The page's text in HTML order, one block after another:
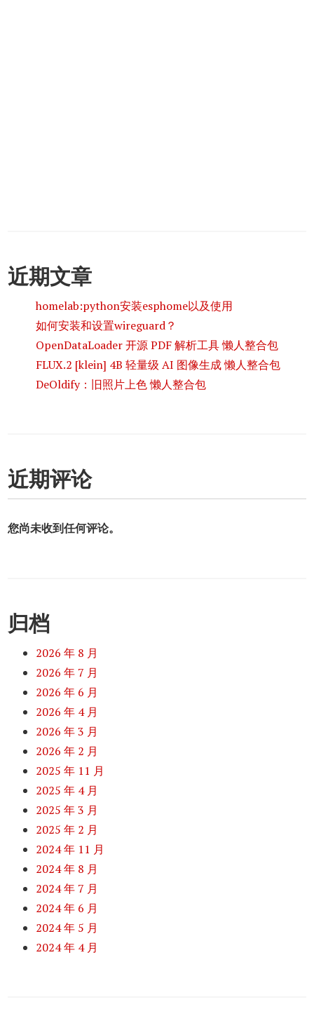
近期文章
homelab:python安装esphome以及使用
如何安装和设置wireguard？
OpenDataLoader 开源 PDF 解析工具 懒人整合包
FLUX.2 [klein] 4B 轻量级 AI 图像生成 懒人整合包
DeOldify：旧照片上色 懒人整合包
近期评论
您尚未收到任何评论。
归档
2026 年 8 月
2026 年 7 月
2026 年 6 月
2026 年 4 月
2026 年 3 月
2026 年 2 月
2025 年 11 月
2025 年 4 月
2025 年 3 月
2025 年 2 月
2024 年 11 月
2024 年 8 月
2024 年 7 月
2024 年 6 月
2024 年 5 月
2024 年 4 月